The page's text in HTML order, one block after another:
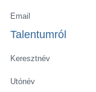
Email
Talentumról
Keresztnév
Utónév